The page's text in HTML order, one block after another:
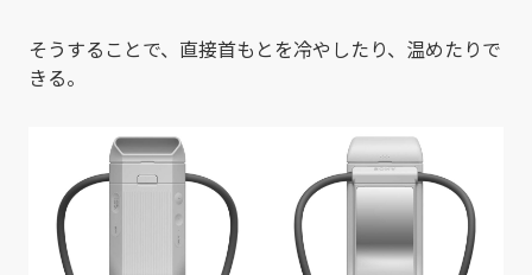
そうすることで、直接首もとを冷やしたり、温めたりで
きる。